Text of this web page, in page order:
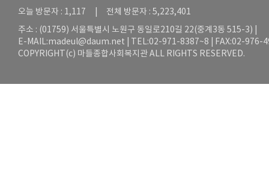
오늘 방문자 : 1,117 | 전체 방문자 : 5,223,401
주소 : (01759) 서울특별시 노원구 동일로210길 22(중계3동 515-3) |
E-MAIL:madeul@daum.net | TEL:02-971-8387~8 | FAX:02-976-
COPYRIGHT(c) 마들종합사회복지관 ALL RIGHTS RESERVED.